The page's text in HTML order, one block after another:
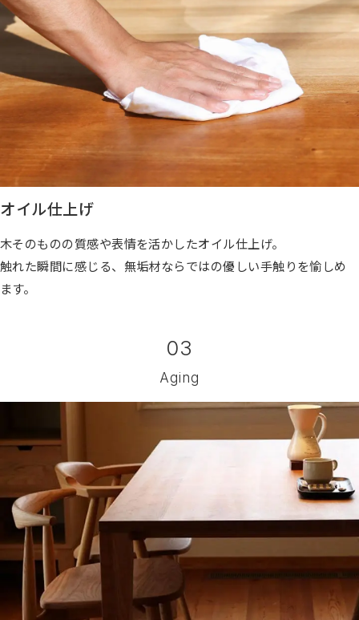
オイル仕上げ
木そのものの質感や表情を活かしたオイル仕上げ。
触れた瞬間に感じる、無垢材ならではの優しい手触りを愉しめ
ます。
03
Aging